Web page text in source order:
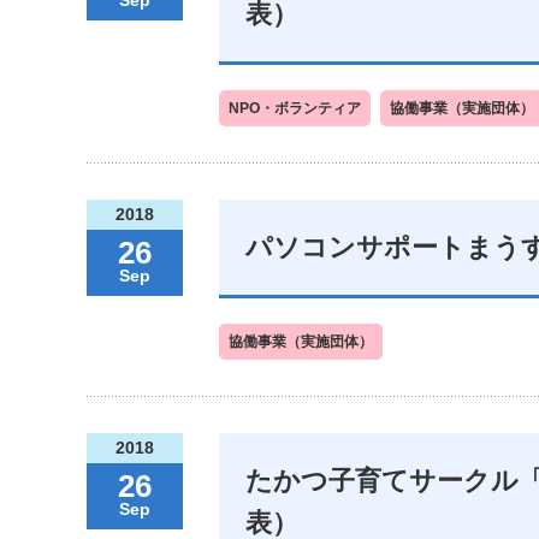
表）
NPO・ボランティア 協働事業（実施団体）
2018
26
Sep
パソコンサポートまう
協働事業（実施団体）
2018
26
Sep
たかつ子育てサークル
表）